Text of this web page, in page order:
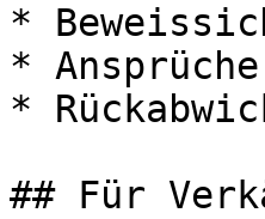
*
*
*
## Für